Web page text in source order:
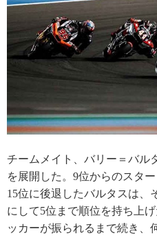
チームメイト、バリー＝バル
を展開した。9位からのスタ
15位に後退したバルタスは、
にして5位まで順位を持ち上
ッカーが振られるまで続き、